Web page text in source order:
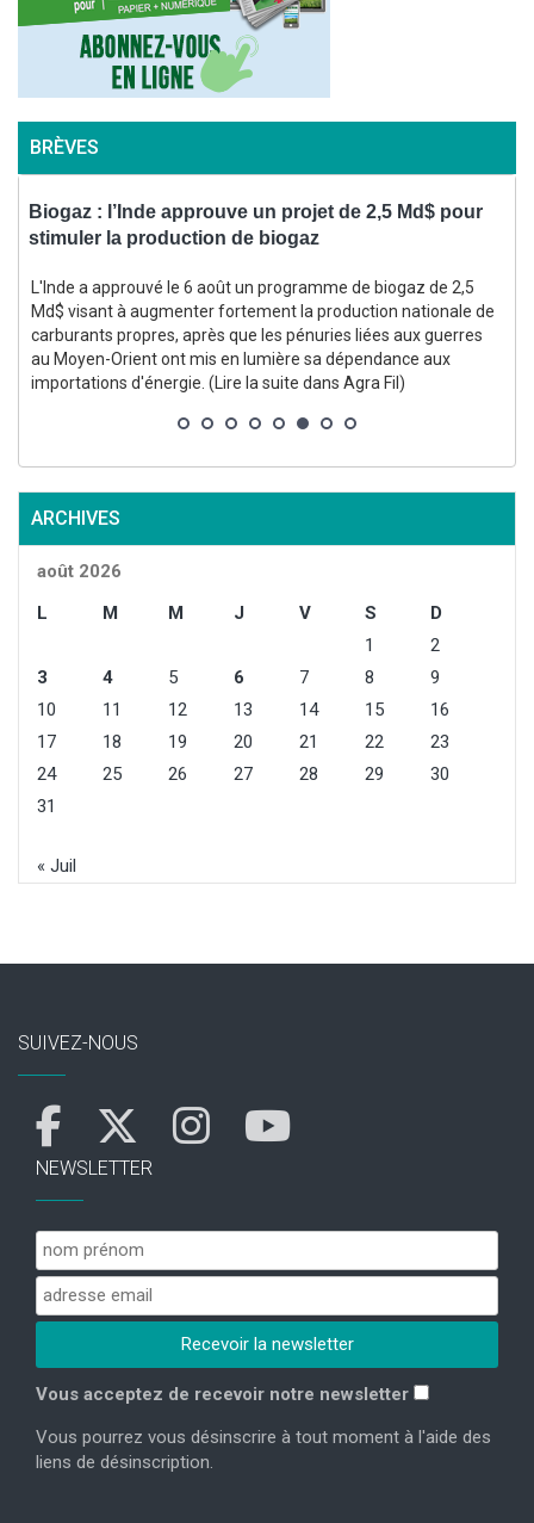
BRÈVES
Biogaz : l’Inde approuve un projet de 2,5 Md$ pour
stimuler la production de biogaz
L'Inde a approuvé le 6 août un programme de biogaz de 2,5
Md$ visant à augmenter fortement la production nationale de
carburants propres, après que les pénuries liées aux guerres
au Moyen-Orient ont mis en lumière sa dépendance aux
importations d'énergie. (Lire la suite dans Agra Fil)
ARCHIVES
août 2026
L
M M J V S
D
1
2
3
4 5 6 7 8
9
10
11 12 13 14 15
16
17
18 19 20 21 22
23
24
25 26 27 28 29
30
31
« Juil
SUIVEZ-NOUS
NEWSLETTER
Vous acceptez de recevoir notre newsletter
Vous pourrez vous désinscrire à tout moment à l'aide des
liens de désinscription.